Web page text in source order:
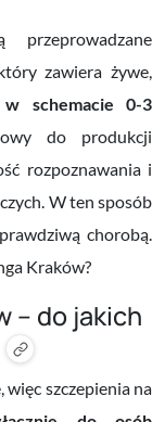
zawiera żywe,
w schemacie 0-3
do produkcji
rozpoznawania i
W ten sposób
chorobą.
Kraków?
– do jakich
szczepienia na